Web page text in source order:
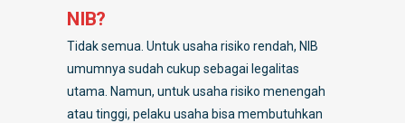
NIB?
Tidak semua. Untuk usaha risiko rendah, NIB
umumnya sudah cukup sebagai legalitas
utama. Namun, untuk usaha risiko menengah
atau tinggi, pelaku usaha bisa membutuhkan